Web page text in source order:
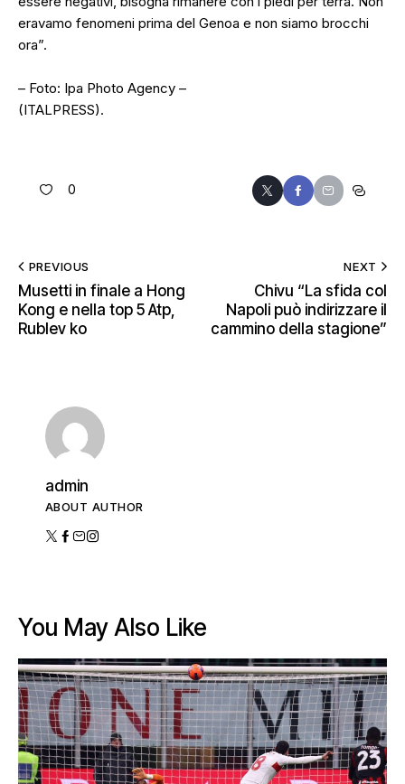
eravamo fenomeni prima del Genoa e non siamo brocchi
ora”.
– Foto: Ipa Photo Agency –
(ITALPRESS).
0
PREVIOUS
Musetti in finale a Hong
Kong e nella top 5 Atp,
Rublev ko
NEXT
Chivu “La sfida col
Napoli può indirizzare il
cammino della stagione”
admin
ABOUT AUTHOR
You May Also Like